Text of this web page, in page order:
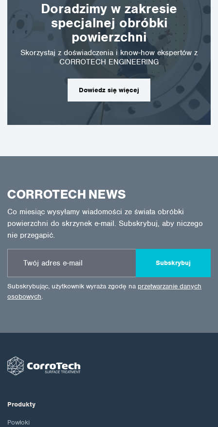
Doradzimy w zakresie
specjalnej obróbki
powierzchni
Skorzystaj z doświadczenia i know-how ekspertów z
CORROTECH ENGINEERING
Dowiedz się więcej
CORROTECH NEWS
Co miesiąc wysyłamy wiadomości ze świata obróbki
powierzchni do skrzynek e-mail. Subskrybuj, aby niczego
nie przegapić.
Subskrybuj
Subskrybując, użytkownik wyraża zgodę na przetwarzanie danych
osobowych.
Produkty
Powłoki